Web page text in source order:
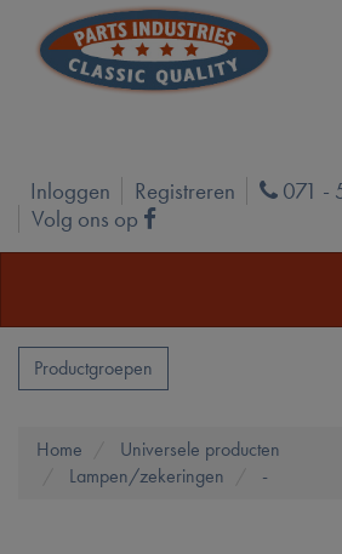
Inloggen Registreren Phone
071 -
Volg ons op
Facebook
Productgroepen
Home
Universele producten
Lampen/zekeringen
-